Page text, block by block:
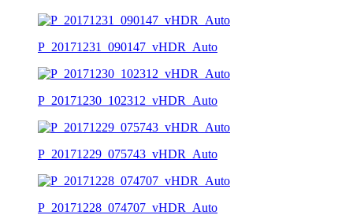
P_20171231_090147_vHDR_Auto
P_20171230_102312_vHDR_Auto
P_20171229_075743_vHDR_Auto
P_20171228_074707_vHDR_Auto